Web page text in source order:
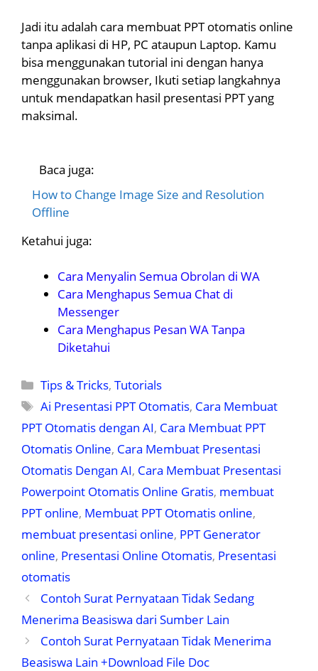
Jadi itu adalah cara membuat PPT otomatis online
tanpa aplikasi di HP, PC ataupun Laptop. Kamu
bisa menggunakan tutorial ini dengan hanya
menggunakan browser, Ikuti setiap langkahnya
untuk mendapatkan hasil presentasi PPT yang
maksimal.
Baca juga:
How to Change Image Size and Resolution
Offline
Ketahui juga:
Cara Menyalin Semua Obrolan di WA
Cara Menghapus Semua Chat di
Messenger
Cara Menghapus Pesan WA Tanpa
Diketahui
Kategori
Tips & Tricks,Tutorials
Tag
Ai Presentasi PPT Otomatis, Cara Membuat
PPT Otomatis dengan AI, Cara Membuat PPT
Otomatis Online, Cara Membuat Presentasi
Otomatis Dengan AI, Cara Membuat Presentasi
Powerpoint Otomatis Online Gratis, membuat
PPT online, Membuat PPT Otomatis online,
membuat presentasi online, PPT Generator
online, Presentasi Online Otomatis, Presentasi
otomatis
Contoh Surat Pernyataan Tidak Sedang
Menerima Beasiswa dari Sumber Lain
Contoh Surat Pernyataan Tidak Menerima
Beasiswa Lain +Download File Doc